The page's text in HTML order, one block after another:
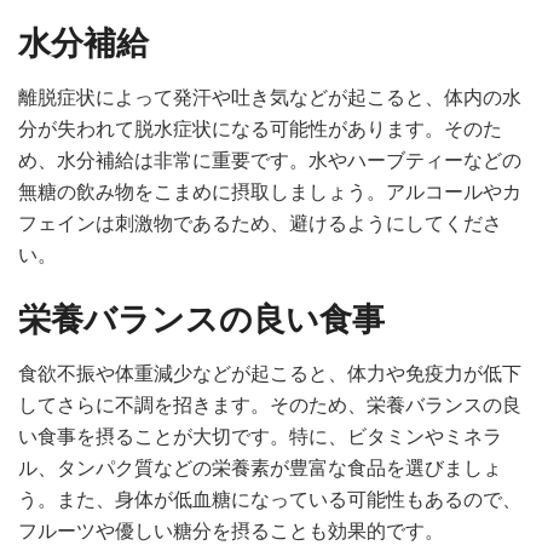
水分補給
離脱症状によって発汗や吐き気などが起こると、体内の水
分が失われて脱水症状になる可能性があります。そのた
め、水分補給は非常に重要です。水やハーブティーなどの
無糖の飲み物をこまめに摂取しましょう。アルコールやカ
フェインは刺激物であるため、避けるようにしてくださ
い。
栄養バランスの良い食事
食欲不振や体重減少などが起こると、体力や免疫力が低下
してさらに不調を招きます。そのため、栄養バランスの良
い食事を摂ることが大切です。特に、ビタミンやミネラ
ル、タンパク質などの栄養素が豊富な食品を選びましょ
う。また、身体が低血糖になっている可能性もあるので、
フルーツや優しい糖分を摂ることも効果的です。